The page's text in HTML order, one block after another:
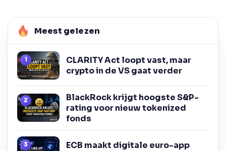
Meest gelezen
CLARITY Act loopt vast, maar
crypto in de VS gaat verder
BlackRock krijgt hoogste S&P-
rating voor nieuw tokenized
fonds
ECB maakt digitale euro-app